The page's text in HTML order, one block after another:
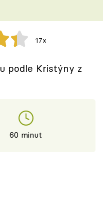
17x
podle Kristýny z
60 minut